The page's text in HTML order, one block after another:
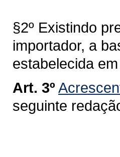
§2º Existindo
importador, a
estabelecida
Art. 3º
seguinte